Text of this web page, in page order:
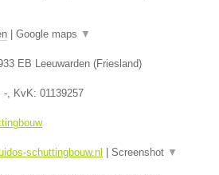
Google maps ▼
EB Leeuwarden (Friesland)
-, KvK: 01139257
schuttingbouw.nl Screenshot ▼